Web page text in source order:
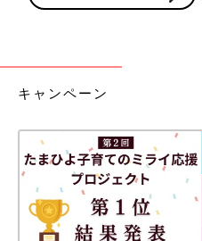
キャンペーン